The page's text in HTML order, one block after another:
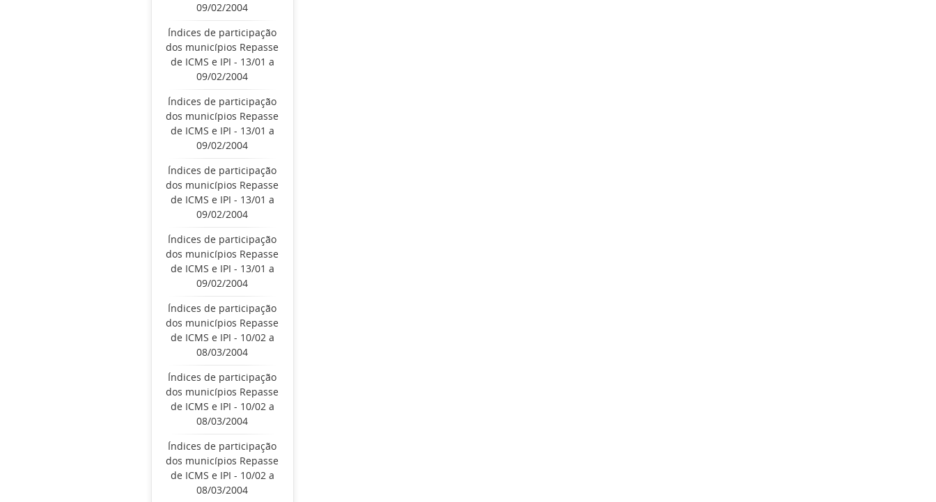
09/02/2004
Índices de participação
dos municípios Repasse
de ICMS e IPI - 13/01 a
09/02/2004
Índices de participação
dos municípios Repasse
de ICMS e IPI - 13/01 a
09/02/2004
Índices de participação
dos municípios Repasse
de ICMS e IPI - 13/01 a
09/02/2004
Índices de participação
dos municípios Repasse
de ICMS e IPI - 13/01 a
09/02/2004
Índices de participação
dos municípios Repasse
de ICMS e IPI - 10/02 a
08/03/2004
Índices de participação
dos municípios Repasse
de ICMS e IPI - 10/02 a
08/03/2004
Índices de participação
dos municípios Repasse
de ICMS e IPI - 10/02 a
08/03/2004